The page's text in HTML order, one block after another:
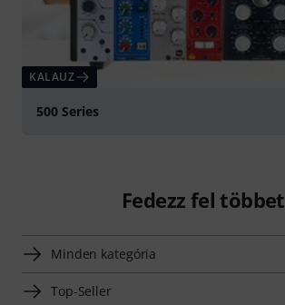
KALAUZ
500 Series
Fedezz fel többet
Minden kategória
Top-Seller